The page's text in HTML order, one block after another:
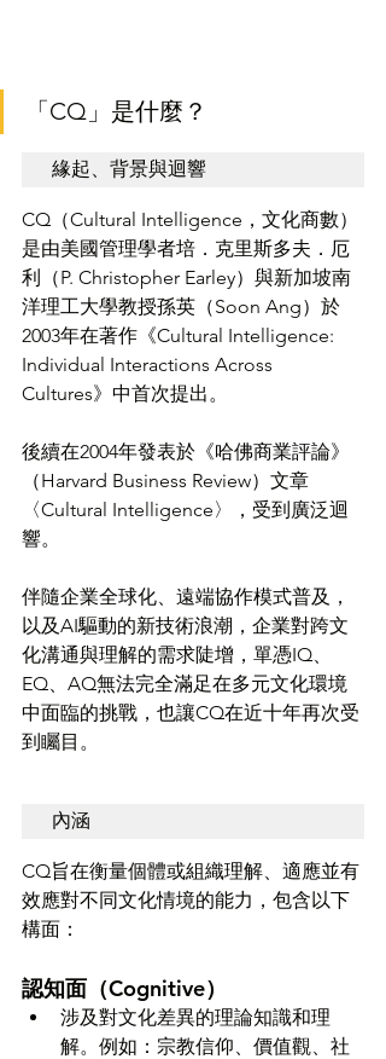
「CQ」是什麼？
緣起、背景與迴響
CQ（Cultural Intelligence，文化商數）
是由美國管理學者培．克里斯多夫．厄
利（P. Christopher Earley）與新加坡南
洋理工大學教授孫英（Soon Ang）於
2003年在著作《Cultural Intelligence:
Individual Interactions Across
Cultures》中首次提出。
後續在2004年發表於《哈佛商業評論》
（Harvard Business Review）文章
〈Cultural Intelligence〉，受到廣泛迴
響。
伴隨企業全球化、遠端協作模式普及，
以及AI驅動的新技術浪潮，企業對跨文
化溝通與理解的需求陡增，單憑IQ、
EQ、AQ無法完全滿足在多元文化環境
中面臨的挑戰，也讓CQ在近十年再次受
到矚目。
內涵
CQ旨在衡量個體或組織理解、適應並有
效應對不同文化情境的能力，包含以下
構面：
認知面（Cognitive）
涉及對文化差異的理論知識和理
解。例如：宗教信仰、價值觀、社